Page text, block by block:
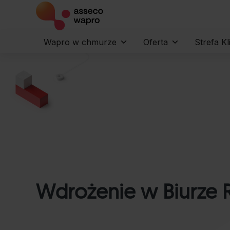
Wapro w chmurze Oferta Strefa
Wdrożenie w Biurze